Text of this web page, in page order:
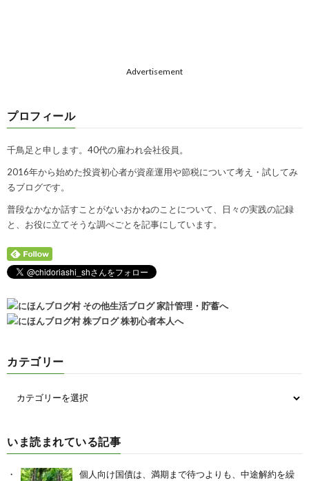
Advertisement
プロフィール
千鳥足と申します。40代の雇われ会社役員。
2016年から始めた投資初心者が資産運用や節税について考え・試してみ
るブログです。
普段なかなか話すことがないおかねのことについて、日々の実践の記録
と、お役に立てそうな調べごとを記事にしています。
カテゴリー
いま読まれている記事
個人向け国債は、満期まで待つよりも、中途解約を繰